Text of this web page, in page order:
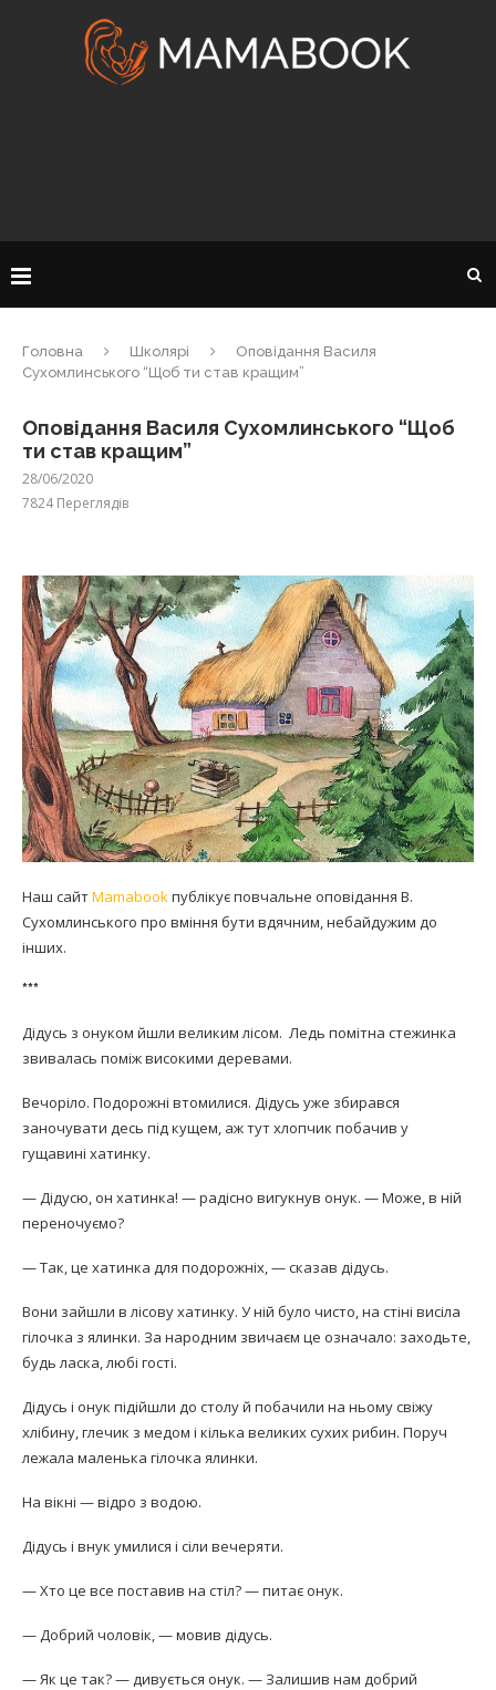
Головна Школярі
Оповідання Василя
Сухомлинського “Щоб ти став кращим”
Оповідання Василя Сухомлинського “Щоб
ти став кращим”
28/06/2020
7824Переглядів
Наш сайтMamabookпублікує повчальне оповідання В.
Сухомлинського про вміння бути вдячним, небайдужим до
інших.
***
Дідусь з онуком йшли великим лісом. Ледь помітна стежинка
звивалась поміж високими деревами.
Вечоріло. Подорожні втомилися. Дідусь уже збирався
заночувати десь під кущем, аж тут хлопчик побачив у
гущавині хатинку.
— Дідусю, он хатинка! — радісно вигукнув онук. — Може, в ній
переночуємо?
— Так, це хатинка для подорожніх, — сказав дідусь.
Вони зайшли в лісову хатинку. У ній було чисто, на стіні висіла
гілочка з ялинки. За народним звичаєм це означало: заходьте,
будь ласка, любі гості.
Дідусь і онук підійшли до столу й побачили на ньому свіжу
хлібину, глечик з медом і кілька великих сухих рибин. Поруч
лежала маленька гілочка ялинки.
На вікні — відро з водою.
Дідусь і внук умилися і сіли вечеряти.
— Хто це все поставив на стіл? — питає онук.
— Добрий чоловік, — мовив дідусь.
— Як це так? — дивується онук. — Залишив нам добрий